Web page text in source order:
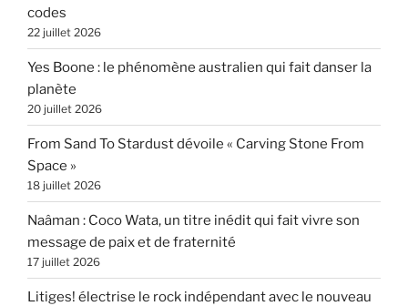
codes
22 juillet 2026
Yes Boone : le phénomène australien qui fait danser la
planète
20 juillet 2026
From Sand To Stardust dévoile « Carving Stone From
Space »
18 juillet 2026
Naâman : Coco Wata, un titre inédit qui fait vivre son
message de paix et de fraternité
17 juillet 2026
Litiges! électrise le rock indépendant avec le nouveau